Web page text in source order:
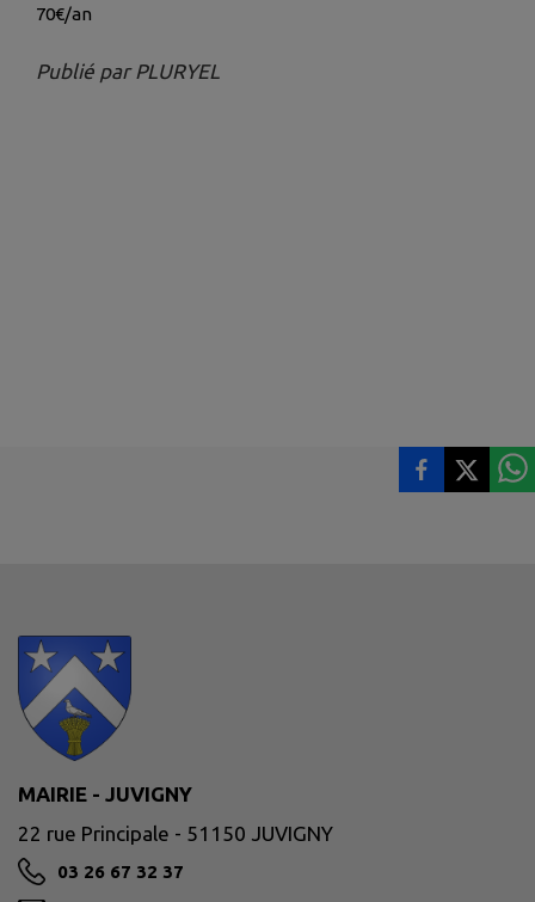
70€/an
Publié par PLURYEL
MAIRIE - JUVIGNY
22 rue Principale - 51150 JUVIGNY
03 26 67 32 37